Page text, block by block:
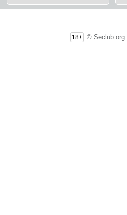
18+ © Seclub.org